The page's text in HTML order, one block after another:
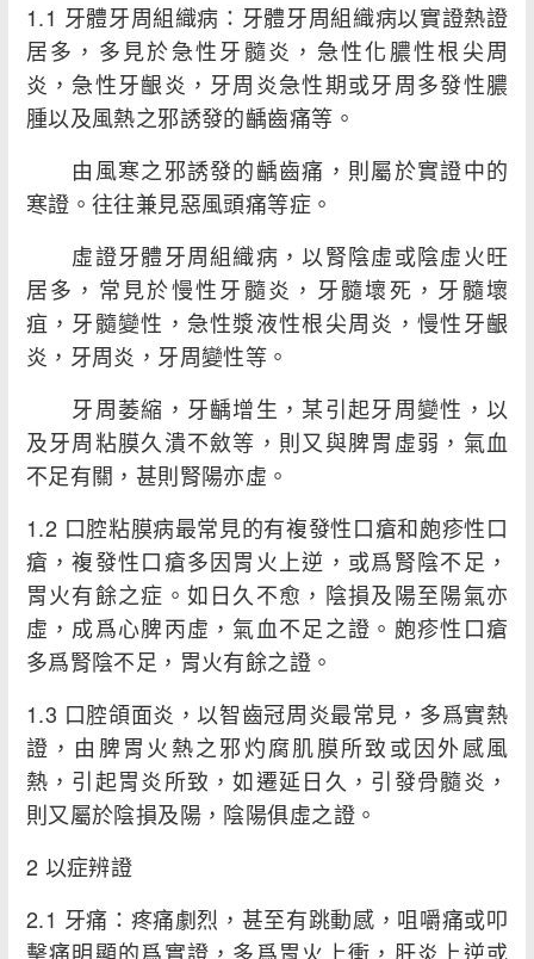
1.1 牙體牙周組織病：牙體牙周組織病以實證熱證
居多，多見於急性牙髓炎，急性化膿性根尖周
炎，急性牙齦炎，牙周炎急性期或牙周多發性膿
腫以及風熱之邪誘發的齲齒痛等。
由風寒之邪誘發的齲齒痛，則屬於實證中的
寒證。往往兼見惡風頭痛等症。
虛證牙體牙周組織病，以腎陰虛或陰虛火旺
居多，常見於慢性牙髓炎，牙髓壞死，牙髓壞
疽，牙髓變性，急性漿液性根尖周炎，慢性牙齦
炎，牙周炎，牙周變性等。
牙周萎縮，牙齲增生，某引起牙周變性，以
及牙周粘膜久潰不斂等，則又與脾胃虛弱，氣血
不足有關，甚則腎陽亦虛。
1.2 口腔粘膜病最常見的有複發性口瘡和皰疹性口
瘡，複發性口瘡多因胃火上逆，或爲腎陰不足，
胃火有餘之症。如日久不愈，陰損及陽至陽氣亦
虛，成爲心脾丙虛，氣血不足之證。皰疹性口瘡
多爲腎陰不足，胃火有餘之證。
1.3 口腔頜面炎，以智齒冠周炎最常見，多爲實熱
證，由脾胃火熱之邪灼腐肌膜所致或因外感風
熱，引起胃炎所致，如遷延日久，引發骨髓炎，
則又屬於陰損及陽，陰陽俱虛之證。
2 以症辨證
2.1 牙痛：疼痛劇烈，甚至有跳動感，咀嚼痛或叩
擊痛明顯的爲實證，多爲胃火上衝，肝炎上逆或